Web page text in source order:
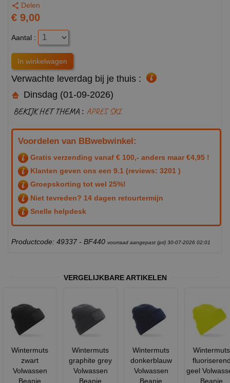
Delen
€ 9,00
Aantal :
Verwachte leverdag bij je thuis :
Dinsdag (01-09-2026)
BEKIJK HET THEMA : APRES SKI
Voordelen van BBwebwinkel:
Gratis verzending vanaf € 100,- anders maar €4,95 !
Klanten geven ons een 9.1 (reviews: 3201 )
Groepskorting tot wel 25%!
Niet tevreden? 14 dagen retourtermijn
Snelle helpdesk
Productcode: 49337 - BF440 voorraad aangepast (pri) 30-07-2026 02:01
VERGELIJKBARE ARTIKELEN
Wintermuts
zwart
Volwassen
Beanie
Wintermuts
graphite grey
Volwassen
Beanie
Wintermuts
donkerblauw
Volwassen
Beanie
Wintermuts
geel
Beanie